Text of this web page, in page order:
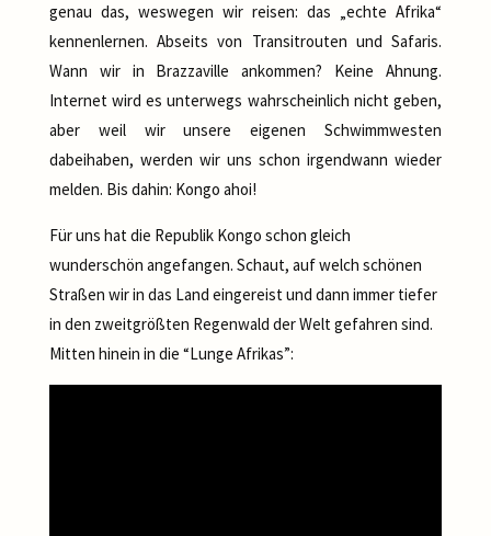
genau das, weswegen wir reisen: das „echte Afrika“
kennenlernen. Abseits von Transitrouten und Safaris.
Wann wir in Brazzaville ankommen? Keine Ahnung.
Internet wird es unterwegs wahrscheinlich nicht geben,
aber weil wir unsere eigenen Schwimmwesten
dabeihaben, werden wir uns schon irgendwann wieder
melden. Bis dahin: Kongo ahoi!
Für uns hat die Republik Kongo schon gleich
wunderschön angefangen. Schaut, auf welch schönen
Straßen wir in das Land eingereist und dann immer tiefer
in den zweitgrößten Regenwald der Welt gefahren sind.
Mitten hinein in die “Lunge Afrikas”: